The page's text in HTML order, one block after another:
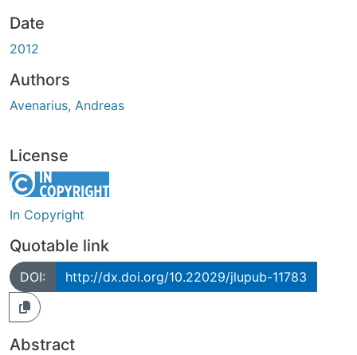
Date
2012
Authors
Avenarius, Andreas
License
In Copyright
Quotable link
DOI: http://dx.doi.org/10.22029/jlupub-11783
Abstract